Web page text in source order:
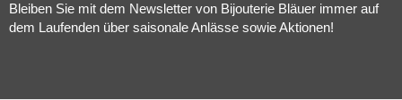
Bleiben Sie mit dem Newsletter von Bijouterie Bläuer immer auf
dem Laufenden über saisonale Anlässe sowie Aktionen!